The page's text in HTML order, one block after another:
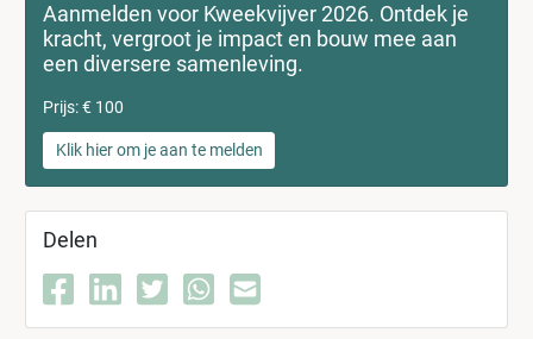
Aanmelden voor Kweekvijver 2026. Ontdek je
kracht, vergroot je impact en bouw mee aan
een diversere samenleving.
Prijs: € 100
Klik hier om je aan te melden
Delen